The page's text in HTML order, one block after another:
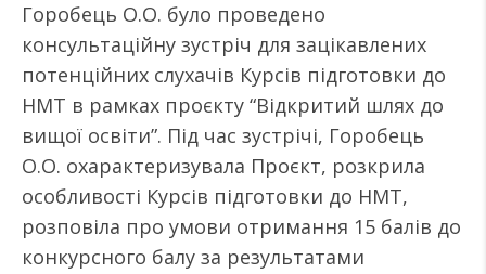
Горобець О.О. було проведено
консультаційну зустріч для зацікавлених
потенційних слухачів Курсів підготовки до
НМТ в рамках проєкту “Відкритий шлях до
вищої освіти”. Під час зустрічі, Горобець
О.О. охарактеризувала Проєкт, розкрила
особливості Курсів підготовки до НМТ,
розповіла про умови отримання 15 балів до
конкурсного балу за результатами